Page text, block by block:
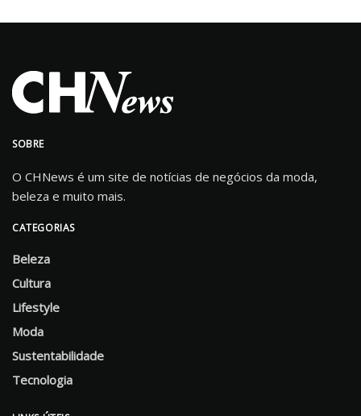
SOBRE
O CHNews é um site de notícias de negócios da moda,
beleza e muito mais.
CATEGORIAS
Beleza
Cultura
Lifestyle
Moda
Sustentabilidade
Tecnologia